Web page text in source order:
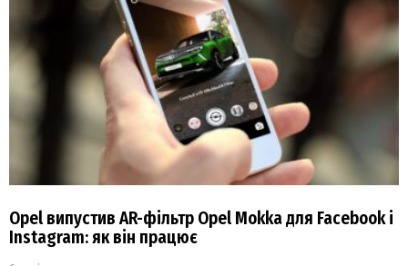
Opel випустив AR-фільтр Opel Mokka для Facebook і
Instagram: як він працює